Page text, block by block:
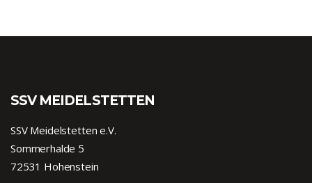
SSV MEIDELSTETTEN
SSV Meidelstetten e.V.
Sommerhalde 5
72531 Hohenstein